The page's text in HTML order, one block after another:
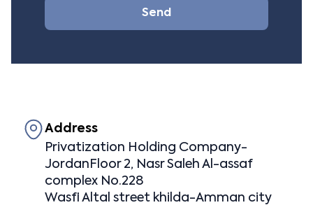
Send
Address
Privatization Holding Company-
JordanFloor 2, Nasr Saleh Al-assaf
complex No.228
Wasfi Altal street khilda-Amman city